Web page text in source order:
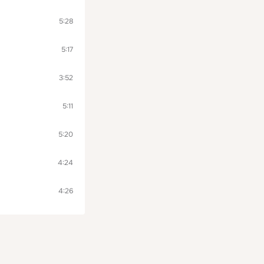
5:28
5:17
3:52
5:11
5:20
4:24
4:26